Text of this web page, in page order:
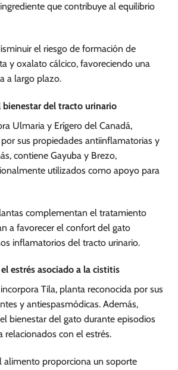
que contribuye al equilibrio
el riesgo de formación de
y oxalato cálcico, favoreciendo una
a largo plazo.
bienestar del tracto urinario
Ulmaria y Erígero del Canadá,
sus propiedades antiinflamatorias y
contiene Gayuba y Brezo,
utilizados como apoyo para
complementan el tratamiento
a favorecer el confort del gato
inflamatorios del tracto urinario.
estrés asociado a la cistitis
Tila, planta reconocida por sus
y antiespasmódicas. Además,
bienestar del gato durante episodios
relacionados con el estrés.
alimento proporciona un soporte